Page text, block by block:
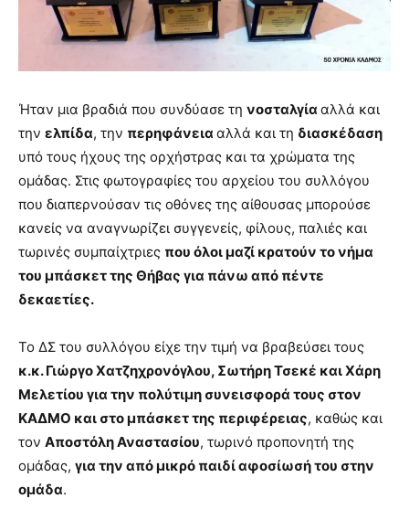
Ήταν μια βραδιά που συνδύασε τη νοσταλγία αλλά και
την ελπίδα, την περηφάνεια αλλά και τη διασκέδαση
υπό τους ήχους της ορχήστρας και τα χρώματα της
ομάδας. Στις φωτογραφίες του αρχείου του συλλόγου
που διαπερνούσαν τις οθόνες της αίθουσας μπορούσε
κανείς να αναγνωρίζει συγγενείς, φίλους, παλιές και
τωρινές συμπαίχτριες που όλοι μαζί κρατούν το νήμα
του μπάσκετ της Θήβας για πάνω από πέντε
δεκαετίες.
Το ΔΣ του συλλόγου είχε την τιμή να βραβεύσει τους
κ.κ. Γιώργο Χατζηχρονόγλου, Σωτήρη Τσεκέ και Χάρη
Μελετίου για την πολύτιμη συνεισφορά τους στον
ΚΑΔΜΟ και στο μπάσκετ της περιφέρειας, καθώς και
τον Αποστόλη Αναστασίου, τωρινό προπονητή της
ομάδας, για την από μικρό παιδί αφοσίωσή του στην
ομάδα.